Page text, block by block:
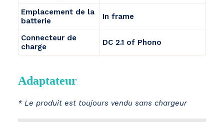
Emplacement de la
batterie
In frame
Connecteur de
charge
DC 2.1 of Phono
Adaptateur
* Le produit est toujours vendu sans chargeur